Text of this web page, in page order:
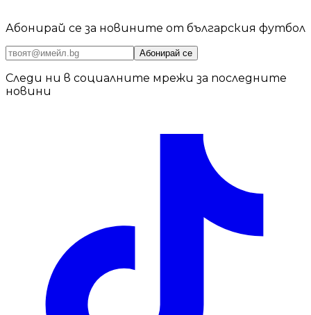
Абонирай се за новините от българския футбол
Абонирай се
Следи ни в социалните мрежи за последните
новини